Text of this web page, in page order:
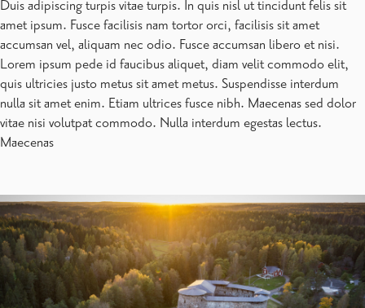
Duis adipiscing turpis vitae turpis. In quis nisl ut tincidunt felis sit
amet ipsum. Fusce facilisis nam tortor orci, facilisis sit amet
accumsan vel, aliquam nec odio. Fusce accumsan libero et nisi.
Lorem ipsum pede id faucibus aliquet, diam velit commodo elit,
quis ultricies justo metus sit amet metus. Suspendisse interdum
nulla sit amet enim. Etiam ultrices fusce nibh. Maecenas sed dolor
vitae nisi volutpat commodo. Nulla interdum egestas lectus.
Maecenas